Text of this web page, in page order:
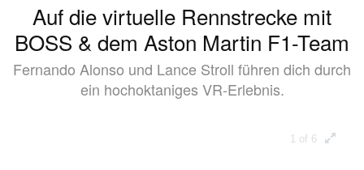
Auf die virtuelle Rennstrecke mit
BOSS & dem Aston Martin F1-Team
Fernando Alonso und Lance Stroll führen dich durch
ein hochoktaniges VR-Erlebnis.
1 of 6